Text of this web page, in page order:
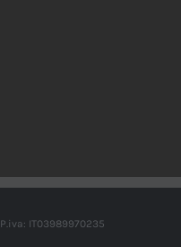
P.iva: IT03989970235